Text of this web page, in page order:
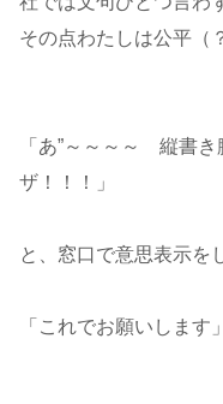
その点わたしは公平
「あ”～～～～ 縦書
ザ！！！」
と、窓口で意思表示を
「これでお願いしま